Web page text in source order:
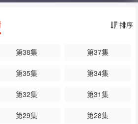
没什么感觉，却因为小春的能干和勤劳而
中大小事务。 一次偶然中，张富贵在误
案中，认识了方柔（杨童舒 饰）和她的姑姑
的方美娥瞧不上张富贵的草莽出身，为了能
排序
第38集 第37集
第35集 第34集
第32集 第31集
第29集 第28集